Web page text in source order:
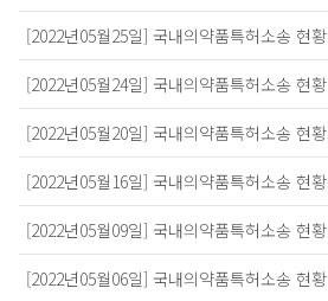
[2022년05월25일] 국내의약품특허소송 현황
[2022년05월24일] 국내의약품특허소송 현황
[2022년05월20일] 국내의약품특허소송 현황
[2022년05월16일] 국내의약품특허소송 현황
[2022년05월09일] 국내의약품특허소송 현황
[2022년05월06일] 국내의약품특허소송 현황